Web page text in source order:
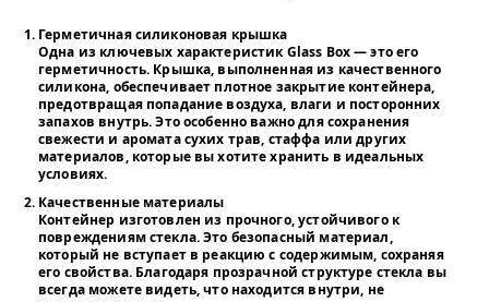
Герметичная силиконовая крышка
Одна из ключевых характеристикGlass Box— это его
герметичность. Крышка, выполненная из качественного
силикона, обеспечивает плотное закрытие контейнера,
предотвращая попадание воздуха, влаги и посторонних
запахов внутрь. Это особенно важно для сохранения
свежести и аромата сухих трав, стаффа или других
материалов, которые вы хотите хранить в идеальных
условиях.
Качественные материалы
Контейнер изготовлен из прочного, устойчивого к
повреждениям стекла. Это безопасный материал,
который не вступает в реакцию с содержимым, сохраняя
его свойства. Благодаря прозрачной структуре стекла вы
всегда можете видеть, что находится внутри, не